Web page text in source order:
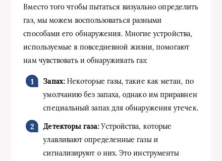
Вместо того чтобы пытаться визуально определить
газ, мы можем воспользоваться разными
способами его обнаружения. Многие устройства,
используемые в повседневной жизни, помогают
нам чувствовать и обнаруживать газ:
Запах:Некоторые газы, такие как метан, по
умолчанию без запаха, однако им приравнен
специальный запах для обнаружения утечек.
Детекторы газа:Устройства, которые
улавливают определенные газы и
сигнализируют о них. Это инструменты